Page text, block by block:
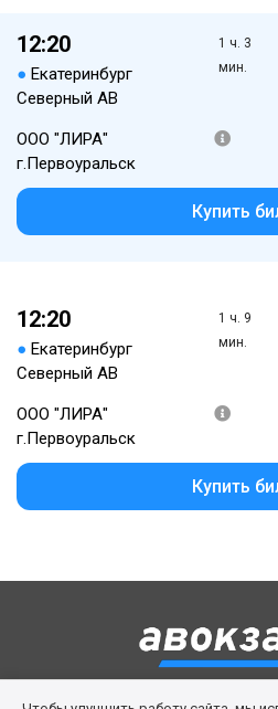
12:20
● Екатеринбург
Северный АВ
1 ч. 3
мин.
ООО "ЛИРА"
г.Первоуральск
Купить
12:20
● Екатеринбург
Северный АВ
1 ч. 9
мин.
ООО "ЛИРА"
г.Первоуральск
Купить